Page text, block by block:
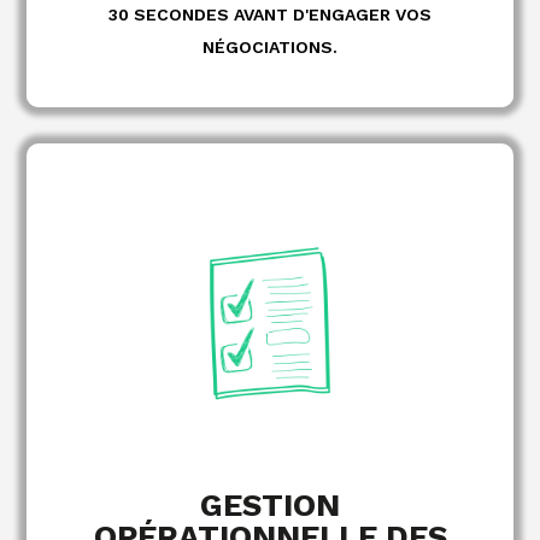
30 SECONDES AVANT D'ENGAGER VOS
NÉGOCIATIONS.
GESTION
des paiements dans les délais
comptable via le mandat d'achat